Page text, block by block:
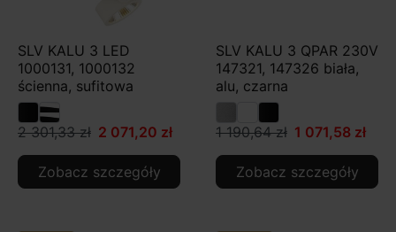
SLV KALU 3 LED
1000131, 1000132
ścienna, sufitowa
2 301,33 zł 2 071,20 zł
Zobacz szczegóły
SLV KALU 3 QPAR 230V
147321, 147326 biała,
alu, czarna
1 190,64 zł 1 071,58 zł
Zobacz szczegóły